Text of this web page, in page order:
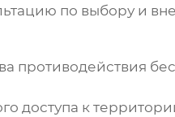
по выбору и
противодействия
доступа к